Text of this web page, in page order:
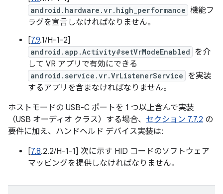
android.hardware.vr.high_performance 機能フ
ラグを宣言しなければなりません。
[7.9.1/H-1-2]
android.app.Activity#setVrModeEnabled を介
して VR アプリで有効にできる
android.service.vr.VrListenerService を実装
するアプリを含まなければなりません。
ホストモードの USB-C ポートを 1 つ以上含んで実装
（USB オーディオ クラス）する場合、 セクション 7.7.2 の
要件に加え、ハンドヘルド デバイス実装は:
[7.8.2.2/H-1-1] 次に示す HID コードのソフトウェア
マッピングを提供しなければなりません。